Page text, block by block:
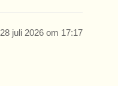
28 juli 2026 om 17:17